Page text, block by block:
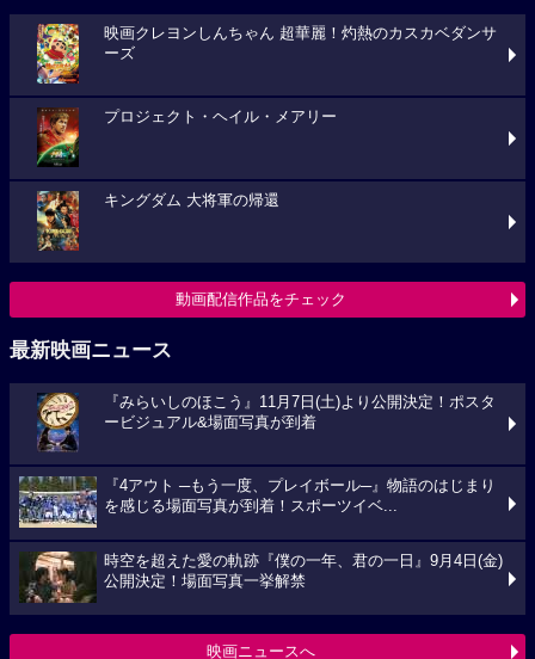
映画クレヨンしんちゃん 超華麗！灼熱のカスカベダンサ
ーズ
プロジェクト・ヘイル・メアリー
キングダム 大将軍の帰還
動画配信作品をチェック
最新映画ニュース
『みらいしのほこう』11月7日(土)より公開決定！ポスタ
ービジュアル&場面写真が到着
『4アウト ─もう一度、プレイボール─』物語のはじまり
を感じる場面写真が到着！スポーツイベ...
時空を超えた愛の軌跡『僕の一年、君の一日』9月4日(金)
公開決定！場面写真一挙解禁
映画ニュースへ